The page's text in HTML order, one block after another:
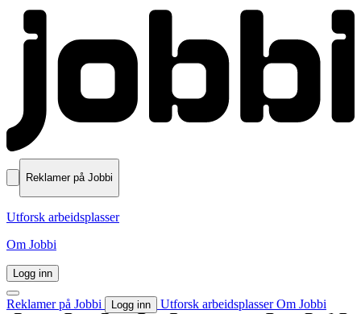
Reklamer på Jobbi
Utforsk arbeidsplasser
Om Jobbi
Logg inn
Reklamer på Jobbi Logg inn Utforsk arbeidsplasserOm Jobbi